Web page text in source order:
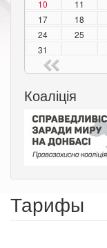
10
11
17
18
24
25
31
Коаліція
Тарифы